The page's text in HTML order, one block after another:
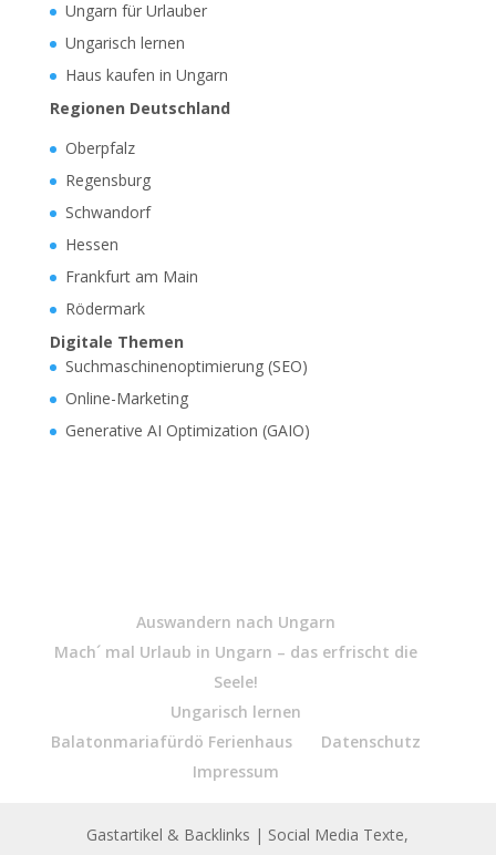
Ungarn für Urlauber
Ungarisch lernen
Haus kaufen in Ungarn
Regionen Deutschland
Oberpfalz
Regensburg
Schwandorf
Hessen
Frankfurt am Main
Rödermark
Digitale Themen
Suchmaschinenoptimierung (SEO)
Online-Marketing
Generative AI Optimization (GAIO)
Auswandern nach Ungarn
Mach´ mal Urlaub in Ungarn – das erfrischt die
Seele!
Ungarisch lernen
Balatonmariafürdö Ferienhaus
Datenschutz
Impressum
Gastartikel & Backlinks | Social Media Texte,